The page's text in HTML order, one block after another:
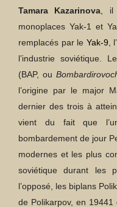
Tamara Kazarinova , il
monoplaces Yak-1 et
remplacés par le Yak-9 ,
l’industrie soviétique.
(BAP, ou
l’origine par le major
dernier des trois à
vient du fait que
bombardement de jour
modernes et les plus
soviétique durant les
l’opposé, les biplans
de Polikarpov, en